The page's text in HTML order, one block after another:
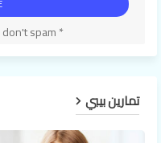
* We promise that we don't spam !
تمارين بيبي